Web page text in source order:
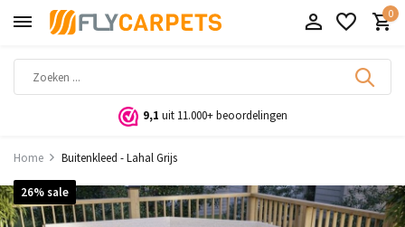
0
9,1 uit 11.000+ beoordelingen
Home Buitenkleed - Lahal Grijs
26% sale